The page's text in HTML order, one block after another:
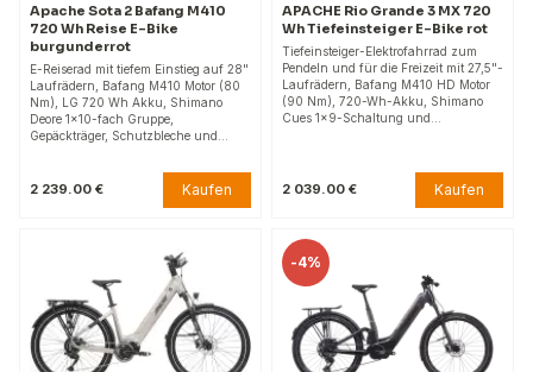
Apache Sota 2 Bafang M410
720 Wh Reise E-Bike
burgunderrot
E-Reiserad mit tiefem Einstieg auf 28"
Laufrädern, Bafang M410 Motor (80
Nm), LG 720 Wh Akku, Shimano
Deore 1×10-fach Gruppe,
Gepäckträger, Schutzbleche und…
2 239.00 € Kaufen
APACHE Rio Grande 3 MX 720
Wh Tiefeinsteiger E-Bike rot
Tiefeinsteiger-Elektrofahrrad zum
Pendeln und für die Freizeit mit 27,5"-
Laufrädern, Bafang M410 HD Motor
(90 Nm), 720-Wh-Akku, Shimano
Cues 1x9-Schaltung und…
2 039.00 € Kaufen
-4%